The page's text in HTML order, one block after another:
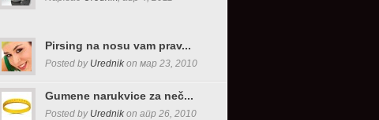
Pirsing na nosu vam prav...
Posted by Urednik on мар 23, 2010
Gumene narukvice za neč...
Posted by Urednik on апр 26, 2010